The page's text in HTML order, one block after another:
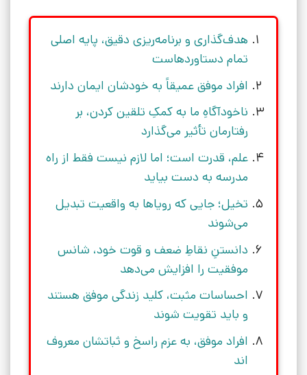
هدف‌گذاری و برنامه‌ریزی دقیق، پایه اصلی
تمام دستاوردهاست
افراد موفق عمیقاً به خودشان ایمان دارند
ناخودآگاهِ ما به کمکِ تلقین کردن، بر
رفتارمان تأثیر می‌گذارد
علم، قدرت است؛ اما لازم نیست فقط از راه
مدرسه به دست بیاید
تخیل؛ جایی که رویاها به واقعیت تبدیل
می‌شوند
دانستنِ نقاطِ ضعف و قوت خود، شانس
موفقیت را افزایش می‌دهد
احساسات مثبت، کلید زندگی موفق هستند
و باید تقویت شوند
افراد موفق، به عزم راسخ و ثباتشان معروف
اند